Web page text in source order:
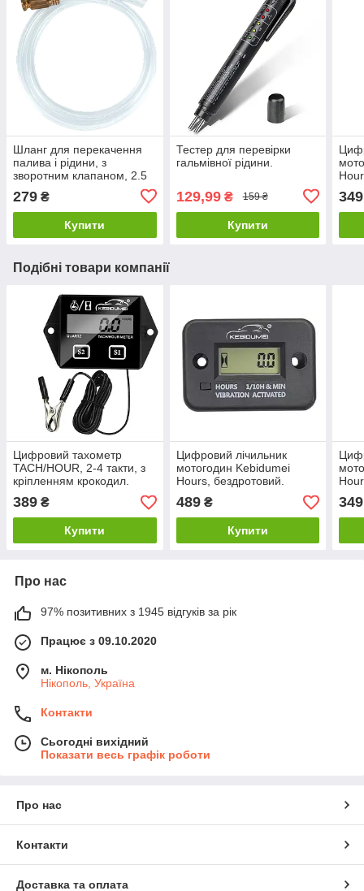
Шланг для перекачення
палива і рідини, з
зворотним клапаном, 2.5
279 ₴
Купити
Тестер для перевірки
гальмівної рідини.
129,99₴ 159 ₴
Купити
349
Подібні товари компанії
Цифровий тахометр
TACH/HOUR, 2-4 такти, з
кріпленням крокодил.
389 ₴
Купити
Цифровий лічильник
мотогодин Kebidumei
Hours, бездротовий.
489₴
Купити
349
Про нас
97% позитивних з 1945 відгуків за рік
Працює з 09.10.2020
м. Нікополь
Нікополь, Україна
Контакти
Сьогодні вихідний
Показати весь графік роботи
Про нас
Контакти
Доставка та оплата